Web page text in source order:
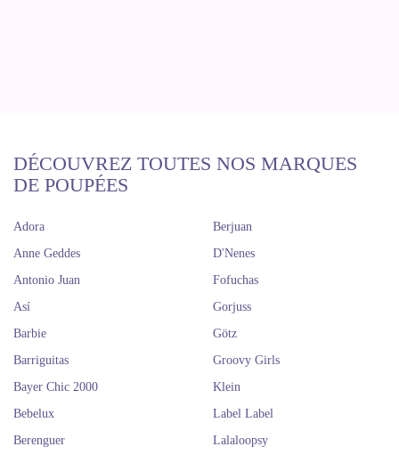
DÉCOUVREZ TOUTES NOS MARQUES
DE POUPÉES
Adora
Anne Geddes
Antonio Juan
Así
Barbie
Barriguitas
Bayer Chic 2000
Bebelux
Berenguer
Berjuan
D'Nenes
Fofuchas
Gorjuss
Götz
Groovy Girls
Klein
Label Label
Lalaloopsy